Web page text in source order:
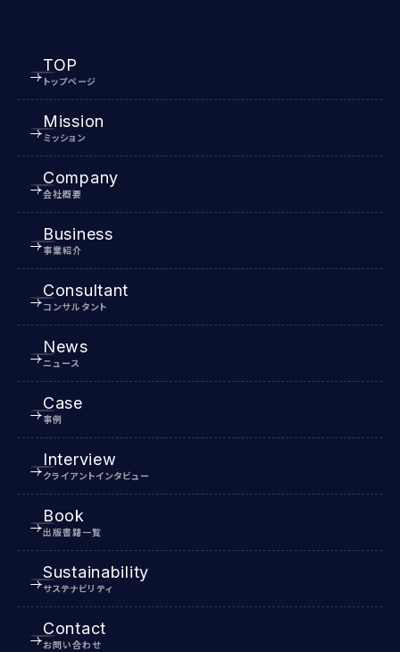
TOP
トップページ
Mission
ミッション
Company
会社概要
Business
事業紹介
Consultant
コンサルタント
News
ニュース
Case
事例
Interview
クライアントインタビュー
Book
出版書籍一覧
Sustainability
サステナビリティ
Contact
お問い合わせ